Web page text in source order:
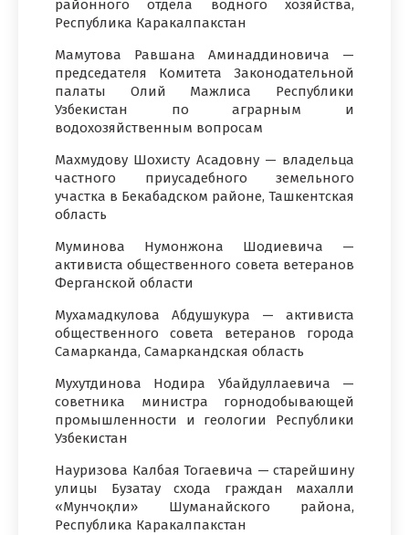
районного отдела водного хозяйства,
Республика Каракалпакстан
Мамутова Равшана Аминаддиновича —
председателя Комитета Законодательной
палаты Олий Мажлиса Республики
Узбекистан по аграрным и
водохозяйственным вопросам
Махмудову Шохисту Асадовну — владельца
частного приусадебного земельного
участка в Бекабадском районе, Ташкентская
область
Муминова Нумонжона Шодиевича —
активиста общественного совета ветеранов
Ферганской области
Мухамадкулова Абдушукура — активиста
общественного совета ветеранов города
Самарканда, Самаркандская область
Мухутдинова Нодира Убайдуллаевича —
советника министра горнодобывающей
промышленности и геологии Республики
Узбекистан
Науризова Калбая Тогаевича — старейшину
улицы Бузатау схода граждан махалли
«Мунчоқли» Шуманайского района,
Республика Каракалпакстан